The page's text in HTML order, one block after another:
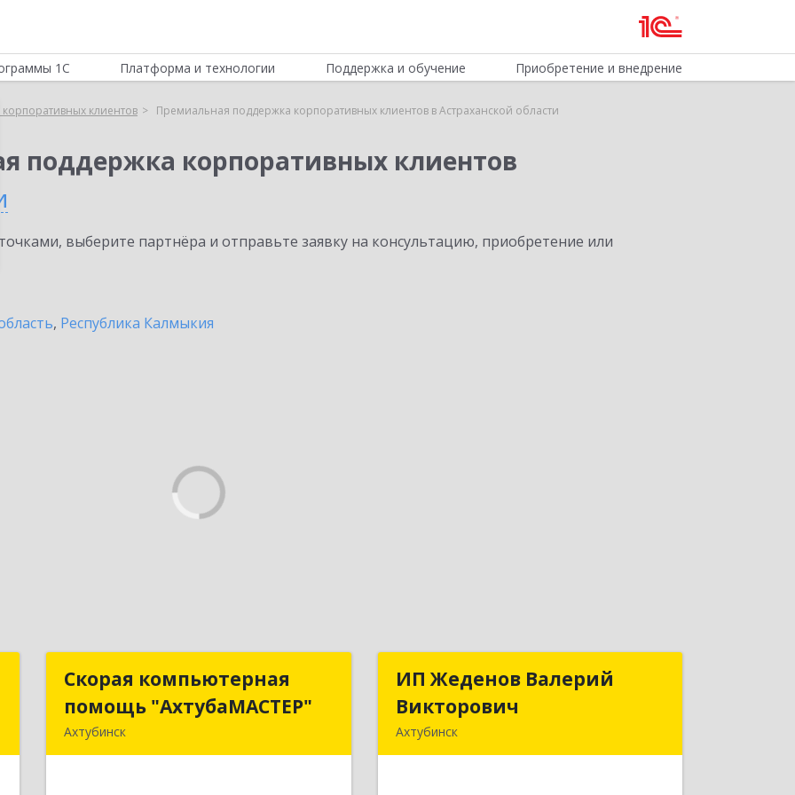
1С Платформа и технологии Поддержка и обучение Приобретение и внедрение
клиентов Премиальная поддержка корпоративных клиентов в Астраханской области
поддержка корпоративных клиентов
выберите партнёра и отправьте заявку на консультацию, приобретение или
, Республика Калмыкия
Скорая компьютерная
помощь "АхтубаМАСТЕР"
Ахтубинск
Скорая компьютерная
помощь "АхтубаМАСТЕР"
ИП Жеденов Валерий
Викторович
Ахтубинск
ИП Жеденов Валерий